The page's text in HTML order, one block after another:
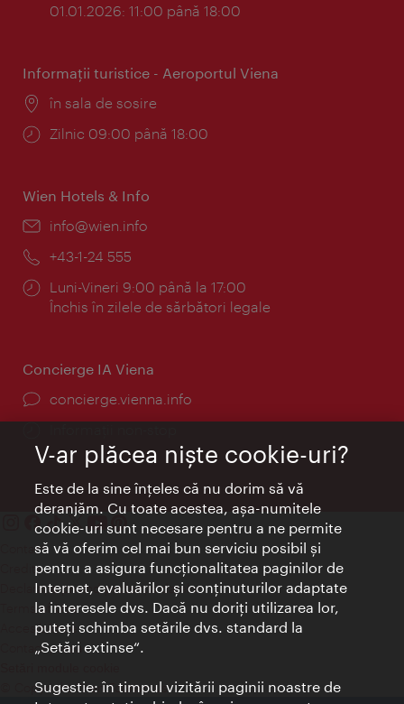
01.01.2026: 11:00 până 18:00
Informaţii turistice - Aeroportul Viena
Locul:
în sala de sosire
Program:
Zilnic 09:00 până 18:00
Wien Hotels & Info
E-
info@wien.info
Telefon:
+43-1-24 555
Program:
Luni-Vineri 9:00 până la 17:00
Închis în zilele de sărbători legale
Concierge IA Viena
concierge.vienna.info
Contact
Credits
Declaraţie privind protecţia datelor
Terms of Use
Accesibilitate
Contact presa
© Copyright Wien Tourismus
V-ar plăcea nişte cookie-uri?
Este de la sine înţeles că nu dorim să vă
deranjăm. Cu toate acestea, aşa-numitele
cookie-uri sunt necesare pentru a ne permite
să vă oferim cel mai bun serviciu posibil şi
pentru a asigura funcţionalitatea paginilor de
Internet, evaluărilor şi conţinuturilor adaptate
la interesele dvs. Dacă nu doriţi utilizarea lor,
puteţi schimba setările dvs. standard la
„Setări extinse“.
Sugestie: în timpul vizitării paginii noastre de